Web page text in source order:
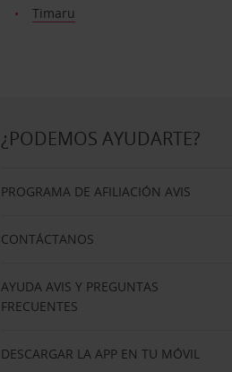
Timaru
¿PODEMOS AYUDARTE?
PROGRAMA DE AFILIACIÓN AVIS
CONTÁCTANOS
AYUDA AVIS Y PREGUNTAS
FRECUENTES
DESCARGAR LA APP EN TU MÓVIL